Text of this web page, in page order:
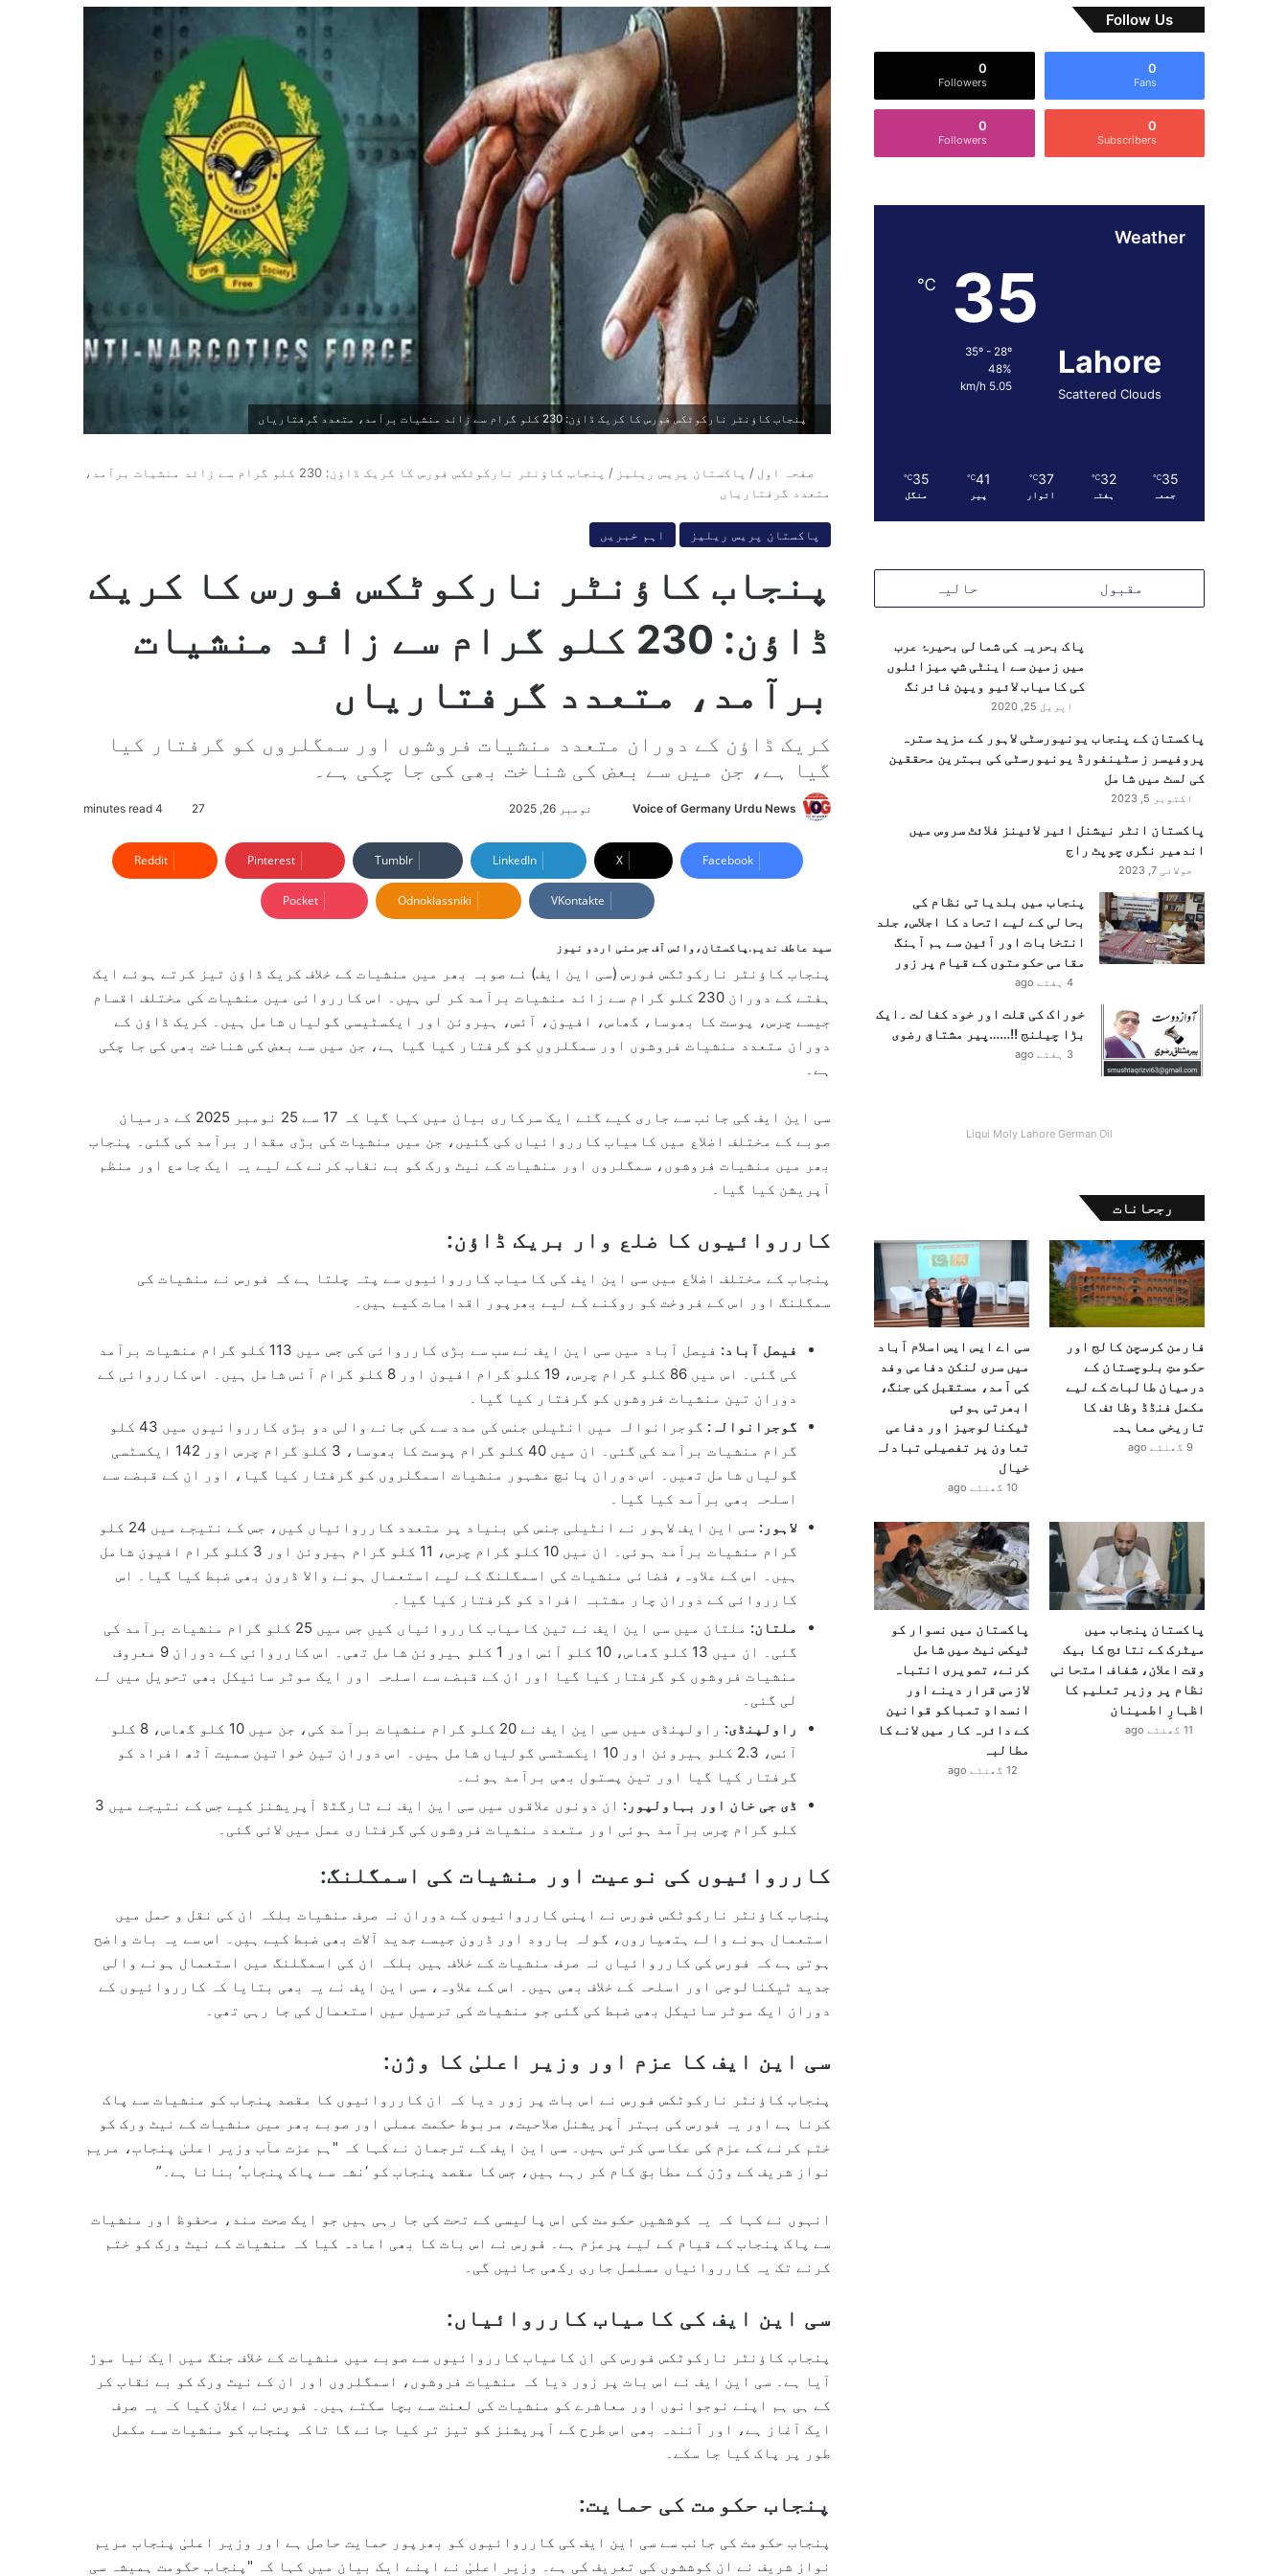
پنجاب کاؤنٹر نارکوٹکس فورس کا کریک ڈاؤن: 230 کلو گرام سے زائد منشیات برآمد، متعدد گرفتاریاں
صفحہ اول / پاکستان پریس ریلیز /
پنجاب کاؤنٹر نارکوٹکس فورس کا کریک ڈاؤن: 230 کلو گرام سے زائد منشیات برآمد،
متعدد گرفتاریاں
پاکستان پریس ریلیز اہم خبریں
پنجاب کاؤنٹر نارکوٹکس فورس کا کریک
ڈاؤن: 230 کلو گرام سے زائد منشیات
برآمد، متعدد گرفتاریاں
کریک ڈاؤن کے دوران متعدد منشیات فروشوں اور سمگلروں کو گرفتار کیا
گیا ہے، جن میں سے بعض کی شناخت بھی کی جا چکی ہے۔
Voice of Germany Urdu News
n
d
n
m
i
نومبر 26, 2025 27
Facebook
X
LinkedIn
Tumblr
Pinterest
Reddit
VKontakte
Odnoklassniki
Pocket
سید عاطف ندیم.پاکستان،وائس آف جرمنی اردو نیوز
پنجاب کاؤنٹر نارکوٹکس فورس (سی این ایف) نے صوبہ بھر میں منشیات کے خلاف کریک ڈاؤن تیز کرتے ہوئے ایک
ہفتے کے دوران 230 کلو گرام سے زائد منشیات برآمد کر لی ہیں۔ اس کارروائی میں منشیات کی مختلف اقسام
جیسے چرس، پوست کا بھوسا، گھاس، افیون، آئس، ہیروئن اور ایکسٹیسی گولیاں شامل ہیں۔ کریک ڈاؤن کے
دوران متعدد منشیات فروشوں اور سمگلروں کو گرفتار کیا گیا ہے، جن میں سے بعض کی شناخت بھی کی جا چکی
ہے۔
سی این ایف کی جانب سے جاری کیے گئے ایک سرکاری بیان میں کہا گیا کہ 17 سے 25 نومبر 2025 کے درمیان
صوبے کے مختلف اضلاع میں کامیاب کارروائیاں کی گئیں، جن میں منشیات کی بڑی مقدار برآمد کی گئی۔ پنجاب
بھر میں منشیات فروشوں، سمگلروں اور منشیات کے نیٹ ورک کو بے نقاب کرنے کے لیے یہ ایک جامع اور منظم
آپریشن کیا گیا۔
کارروائیوں کا ضلع وار بریک ڈاؤن:
پنجاب کے مختلف اضلاع میں سی این ایف کی کامیاب کارروائیوں سے پتہ چلتا ہے کہ فورس نے منشیات کی
سمگلنگ اور اس کے فروخت کو روکنے کے لیے بھرپور اقدامات کیے ہیں۔
فیصل آباد:
فیصل آباد میں سی این ایف نے سب سے بڑی کارروائی کی جس میں 113 کلو گرام منشیات برآمد
کی گئی۔ اس میں 86 کلو گرام چرس، 19 کلو گرام افیون اور 8 کلو گرام آئس شامل ہیں۔ اس کارروائی کے
دوران تین منشیات فروشوں کو گرفتار کیا گیا۔
گوجرانوالہ:
گوجرانوالہ میں انٹیلی جنس کی مدد سے کی جانے والی دو بڑی کارروائیوں میں 43 کلو
گرام منشیات برآمد کی گئی۔ ان میں 40 کلو گرام پوست کا بھوسا، 3 کلو گرام چرس اور 142 ایکسٹسی
گولیاں شامل تھیں۔ اس دوران پانچ مشہور منشیات اسمگلروں کو گرفتار کیا گیا، اور ان کے قبضے سے
اسلحہ بھی برآمد کیا گیا۔
لاہور:
سی این ایف لاہور نے انٹیلی جنس کی بنیاد پر متعدد کارروائیاں کیں، جس کے نتیجے میں 24 کلو
گرام منشیات برآمد ہوئی۔ ان میں 10 کلو گرام چرس، 11 کلو گرام ہیروئن اور 3 کلو گرام افیون شامل
ہیں۔ اس کے علاوہ، فضائی منشیات کی اسمگلنگ کے لیے استعمال ہونے والا ڈرون بھی ضبط کیا گیا۔ اس
کارروائی کے دوران چار مشتبہ افراد کو گرفتار کیا گیا۔
ملتان:
ملتان میں سی این ایف نے تین کامیاب کارروائیاں کیں جس میں 25 کلو گرام منشیات برآمد کی
گئی۔ ان میں 13 کلو گھاس، 10 کلو آئس اور 1 کلو ہیروئن شامل تھی۔ اس کارروائی کے دوران 9 معروف
منشیات فروشوں کو گرفتار کیا گیا اور ان کے قبضے سے اسلحہ اور ایک موٹر سائیکل بھی تحویل میں لے
لی گئی۔
راولپنڈی:
راولپنڈی میں سی این ایف نے 20 کلو گرام منشیات برآمد کی، جن میں 10 کلو گھاس، 8 کلو
آئس، 2.3 کلو ہیروئن اور 10 ایکسٹسی گولیاں شامل ہیں۔ اس دوران تین خواتین سمیت آٹھ افراد کو
گرفتار کیا گیا اور تین پستول بھی برآمد ہوئے۔
ڈی جی خان اور بہاولپور:
ان دونوں علاقوں میں سی این ایف نے ٹارگٹڈ آپریشنز کیے جس کے نتیجے میں 3
کلو گرام چرس برآمد ہوئی اور متعدد منشیات فروشوں کی گرفتاری عمل میں لائی گئی۔
کارروائیوں کی نوعیت اور منشیات کی اسمگلنگ:
پنجاب کاؤنٹر نارکوٹکس فورس نے اپنی کارروائیوں کے دوران نہ صرف منشیات بلکہ ان کی نقل و حمل میں
استعمال ہونے والے ہتھیاروں، گولہ بارود اور ڈرون جیسے جدید آلات بھی ضبط کیے ہیں۔ اس سے یہ بات واضح
ہوتی ہے کہ فورس کی کارروائیاں نہ صرف منشیات کے خلاف ہیں بلکہ ان کی اسمگلنگ میں استعمال ہونے والی
جدید ٹیکنالوجی اور اسلحہ کے خلاف بھی ہیں۔ اس کے علاوہ، سی این ایف نے یہ بھی بتایا کہ کارروائیوں کے
دوران ایک موٹر سائیکل بھی ضبط کی گئی جو منشیات کی ترسیل میں استعمال کی جا رہی تھی۔
سی این ایف کا عزم اور وزیر اعلیٰ کا وژن:
پنجاب کاؤنٹر نارکوٹکس فورس نے اس بات پر زور دیا کہ ان کارروائیوں کا مقصد پنجاب کو منشیات سے پاک
کرنا ہے اور یہ فورس کی بہتر آپریشنل صلاحیت، مربوط حکمت عملی اور صوبے بھر میں منشیات کے نیٹ ورک کو
ختم کرنے کے عزم کی عکاسی کرتی ہیں۔ سی این ایف کے ترجمان نے کہا کہ "ہم عزت مآب وزیر اعلیٰ پنجاب، مریم
نواز شریف کے وژن کے مطابق کام کر رہے ہیں، جس کا مقصد پنجاب کو ‘نشہ سے پاک پنجاب’ بنانا ہے۔”
انہوں نے کہا کہ یہ کوششیں حکومت کی اس پالیسی کے تحت کی جا رہی ہیں جو ایک صحت مند، محفوظ اور منشیات
سے پاک پنجاب کے قیام کے لیے پرعزم ہے۔ فورس نے اس بات کا بھی اعادہ کیا کہ منشیات کے نیٹ ورک کو ختم
کرنے تک یہ کارروائیاں مسلسل جاری رکھی جائیں گی۔
سی این ایف کی کامیاب کارروائیاں:
پنجاب کاؤنٹر نارکوٹکس فورس کی ان کامیاب کارروائیوں سے صوبے میں منشیات کے خلاف جنگ میں ایک نیا موڑ
آیا ہے۔ سی این ایف نے اس بات پر زور دیا کہ منشیات فروشوں، اسمگلروں اور ان کے نیٹ ورک کو بے نقاب کر
کے ہی ہم اپنے نوجوانوں اور معاشرے کو منشیات کی لعنت سے بچا سکتے ہیں۔ فورس نے اعلان کیا کہ یہ صرف
ایک آغاز ہے، اور آئندہ بھی اس طرح کے آپریشنز کو تیز تر کیا جائے گا تاکہ پنجاب کو منشیات سے مکمل
طور پر پاک کیا جا سکے۔
پنجاب حکومت کی حمایت:
پنجاب حکومت کی جانب سے سی این ایف کی کارروائیوں کو بھرپور حمایت حاصل ہے اور وزیر اعلیٰ پنجاب مریم
نواز شریف نے ان کوششوں کی تعریف کی ہے۔ وزیر اعلیٰ نے اپنے ایک بیان میں کہا کہ "پنجاب حکومت ہمیشہ سی
Follow Us
0
Fans
0
Followers
0
Subscribers
0
Followers
Weather
Lahore
Scattered Clouds
35
℃
48%
5.05 km/h
35
℃
جمعہ
32
℃
ہفتہ
37
℃
اتوار
41
℃
پیر
35
℃
منگل
مقبول حالیہ
پاک بحریہ کی شمالی بحیرۂ عرب
میں زمین سے اینٹی شپ میزائلوں
کی کامیاب لائیو ویپن فائرنگ
اپریل 25, 2020
پاکستان کے پنجاب یونیورسٹی لاہور کے مزید سترہ
پروفیسر ز سٹینفورڈ یونیورسٹی کی بہترین محققین
کی لسٹ میں شامل
اکتوبر 5, 2023
پاکستان انٹر نیشنل ائیر لائینز فلائٹ سروس میں
اندھیر نگری چوپٹ راج
جولائی 7, 2023
پنجاب میں بلدیاتی نظام کی
بحالی کے لیے اتحاد کا اجلاس، جلد
انتخابات اور آئین سے ہم آہنگ
مقامی حکومتوں کے قیام پر زور
4 ہفتے ago
خوراک کی قلت اور خود کفالت ۔ایک
بڑا چیلنج !!……پیر مشتاق رضوی
3 ہفتے ago
Liqui Moly Lahore German Oil
رجحانات
فارمن کرسچن کالج اور
حکومتِ بلوچستان کے
درمیان طالبات کے لیے
مکمل فنڈڈ وظائف کا
تاریخی معاہدہ
9 گھنٹے ago
سی اے ایس ایس اسلام آباد
میں سری لنکن دفاعی وفد
کی آمد، مستقبل کی جنگ،
ابھرتی ہوئی
ٹیکنالوجیز اور دفاعی
تعاون پر تفصیلی تبادلہ
خیال
10 گھنٹے ago
پاکستان پنجاب میں
میٹرک کے نتائج کا بیک
وقت اعلان، شفاف امتحانی
نظام پر وزیر تعلیم کا
اظہارِ اطمینان
11 گھنٹے ago
پاکستان میں نسوار کو
ٹیکس نیٹ میں شامل
کرنے، تصویری انتباہ
لازمی قرار دینے اور
انسدادِ تمباکو قوانین
کے دائرہ کار میں لانے کا
مطالبہ
12 گھنٹے ago